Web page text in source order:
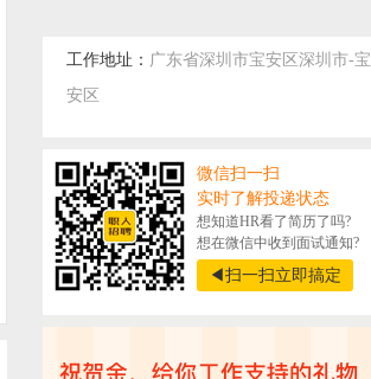
工作地址： 广东省深圳市宝安区深圳市-宝
安区
微信扫一扫
实时了解投递状态
想知道HR看了简历了吗?
想在微信中收到面试通知?
◀扫一扫立即搞定